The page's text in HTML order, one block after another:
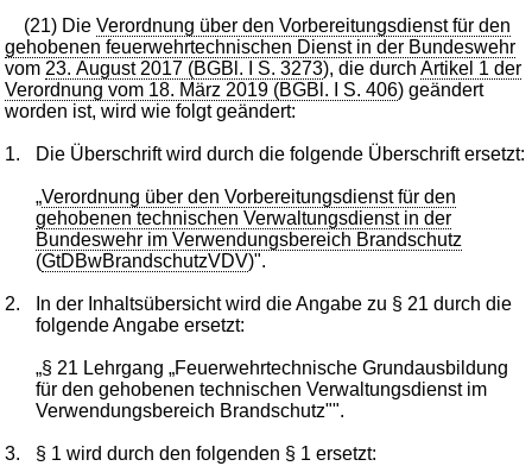
(21) DieVerordnung über den Vorbereitungsdienst für den
gehobenen feuerwehrtechnischen Dienst in der Bundeswehr
vom 23. August 2017 (BGBl. I S. 3273), die durchArtikel 1 der
Verordnung vom 18. März 2019 (BGBl. I S. 406) geändert
worden ist, wird wie folgt geändert:
1. Die Überschrift wird durch die folgende Überschrift ersetzt:
„Verordnung über den Vorbereitungsdienst für den
gehobenen technischen Verwaltungsdienst in der
Bundeswehr im Verwendungsbereich Brandschutz
(GtDBwBrandschutzVDV)".
2.
In der Inhaltsübersicht wird die Angabe zu § 21 durch die
folgende Angabe ersetzt:
„§ 21 Lehrgang „Feuerwehrtechnische Grundausbildung
für den gehobenen technischen Verwaltungsdienst im
Verwendungsbereich Brandschutz"".
3. § 1 wird durch den folgenden § 1 ersetzt: